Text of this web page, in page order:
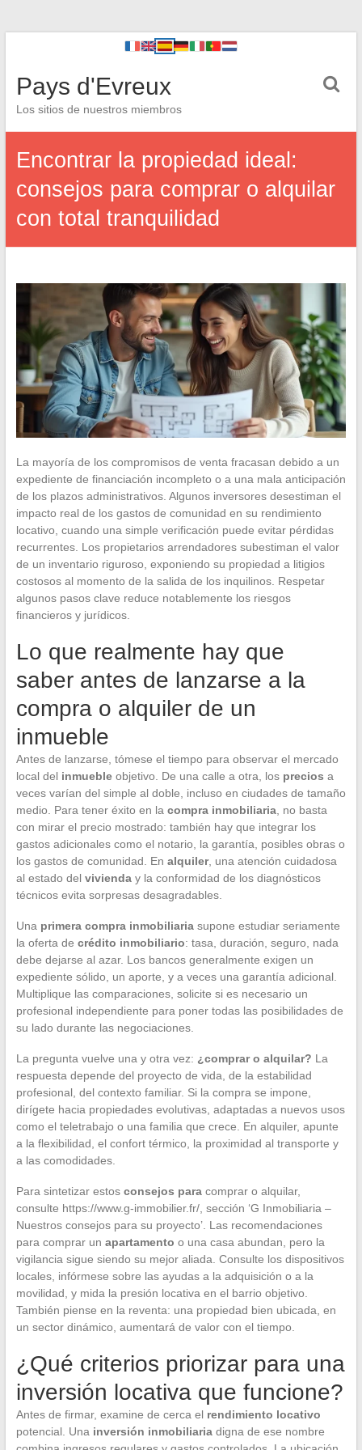
Pays d'Evreux
Los sitios de nuestros miembros
Encontrar la propiedad ideal:
consejos para comprar o alquilar
con total tranquilidad
La mayoría de los compromisos de venta fracasan debido a un
expediente de financiación incompleto o a una mala anticipación
de los plazos administrativos. Algunos inversores desestiman el
impacto real de los gastos de comunidad en su rendimiento
locativo, cuando una simple verificación puede evitar pérdidas
recurrentes. Los propietarios arrendadores subestiman el valor
de un inventario riguroso, exponiendo su propiedad a litigios
costosos al momento de la salida de los inquilinos. Respetar
algunos pasos clave reduce notablemente los riesgos
financieros y jurídicos.
Lo que realmente hay que
saber antes de lanzarse a la
compra o alquiler de un
inmueble
Antes de lanzarse, tómese el tiempo para observar el mercado
local del inmuebleobjetivo. De una calle a otra, los precios a
veces varían del simple al doble, incluso en ciudades de tamaño
medio. Para tener éxito en la compra inmobiliaria, no basta
con mirar el precio mostrado: también hay que integrar los
gastos adicionales como el notario, la garantía, posibles obras o
los gastos de comunidad. En alquiler, una atención cuidadosa
al estado del vivienday la conformidad de los diagnósticos
técnicos evita sorpresas desagradables.
Una primera compra inmobiliariasupone estudiar seriamente
la oferta de crédito inmobiliario: tasa, duración, seguro, nada
debe dejarse al azar. Los bancos generalmente exigen un
expediente sólido, un aporte, y a veces una garantía adicional.
Multiplique las comparaciones, solicite si es necesario un
profesional independiente para poner todas las posibilidades de
su lado durante las negociaciones.
La pregunta vuelve una y otra vez: ¿comprar o alquilar? La
respuesta depende del proyecto de vida, de la estabilidad
profesional, del contexto familiar. Si la compra se impone,
dirígete hacia propiedades evolutivas, adaptadas a nuevos usos
como el teletrabajo o una familia que crece. En alquiler, apunte
a la flexibilidad, el confort térmico, la proximidad al transporte y
a las comodidades.
Para sintetizar estos consejos paracomprar o alquilar,
consulte https://www.g-immobilier.fr/, sección ‘G Inmobiliaria –
Nuestros consejos para su proyecto’. Las recomendaciones
para comprar un apartamento o una casa abundan, pero la
vigilancia sigue siendo su mejor aliada. Consulte los dispositivos
locales, infórmese sobre las ayudas a la adquisición o a la
movilidad, y mida la presión locativa en el barrio objetivo.
También piense en la reventa: una propiedad bien ubicada, en
un sector dinámico, aumentará de valor con el tiempo.
¿Qué criterios priorizar para una
inversión locativa que funcione?
Antes de firmar, examine de cerca el rendimiento locativo
potencial. Una inversión inmobiliariadigna de ese nombre